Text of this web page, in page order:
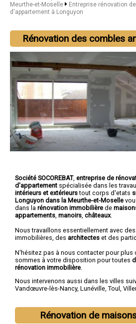
Meurthe-et-Moselle
Entreprise rénovation
d'appartement à Longuyon
Rénovation des combles
Société SOCOREBAT, entreprise de
d'appartement spécialisée dans les
intérieurs et extérieurstout corps d'etats
Longuyon dans la Meurthe-et-Moselle
dans la rénovation immobilière de
appartements manoirs châteaux.
Nous travaillons essentiellement avec
immobilières, des architectes et des
N'hésitez pas à nous contacter pour plus
sommes à votre disposition pour toutes
rénovation immobilière
Nous intervenons aussi dans les villes
Vandœuvre-lès-Nancy, Lunéville, Toul ,
Rénovation de